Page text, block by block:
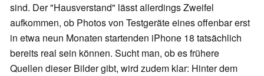
sind. Der "Hausverstand" lässt allerdings Zweifel
aufkommen, ob Photos von Testgeräte eines offenbar erst
in etwa neun Monaten startenden iPhone 18 tatsächlich
bereits real sein können. Sucht man, ob es frühere
Quellen dieser Bilder gibt, wird zudem klar: Hinter dem